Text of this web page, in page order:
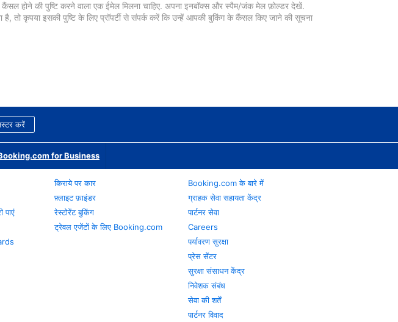
होने की पुष्टि करने वाला एक ईमेल मिलना चाहिए. अपना इनबॉक्स और स्पैम/जंक मेल फ़ोल्डर देखें.
तो कृपया इसकी पुष्टि के लिए प्रॉपर्टी से संपर्क करें कि उन्हें आपकी बुकिंग के कैंसल किए जाने की सूचना
करें
for Business
पाएं
किराये पर कार
फ़्लाइट फ़ाइंडर
रेस्टोरेंट बुकिंग
ट्रेवल एजेंटों के लिए Booking.com
Booking.com के बारे में
ग्राहक सेवा सहायता केंद्र
पार्टनर सेवा
Careers
पर्यावरण सुरक्षा
प्रेस सेंटर
सुरक्षा संसाधन केंद्र
निवेशक संबंध
सेवा की शर्तें
पार्टनर विवाद